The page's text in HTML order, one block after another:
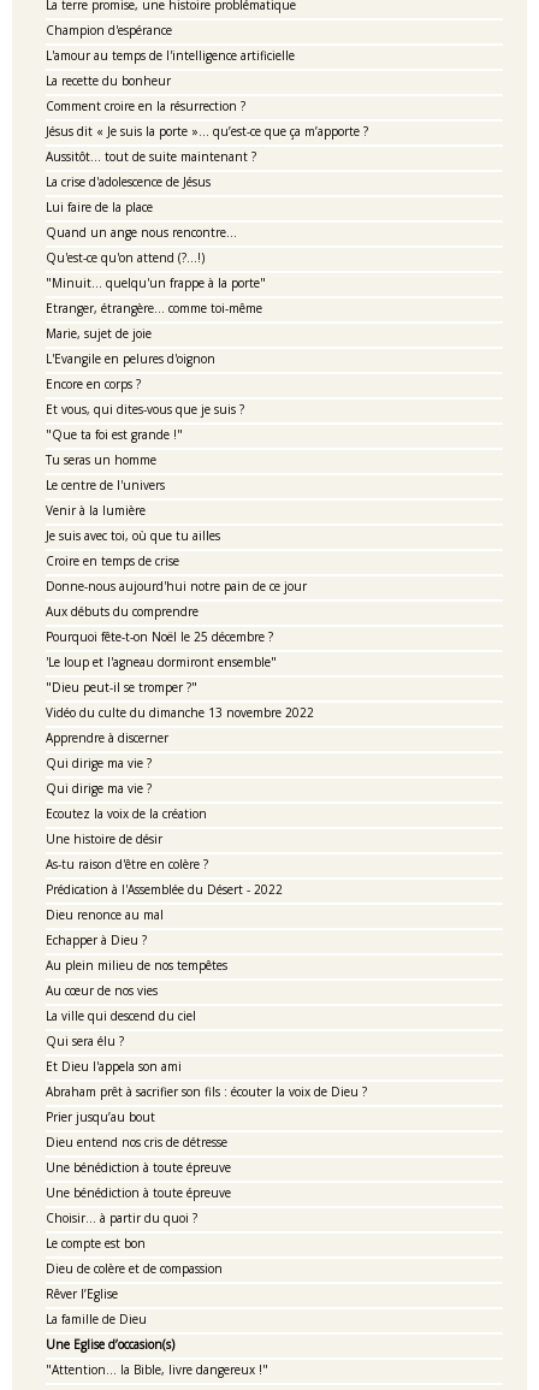
La terre promise, une histoire problématique
Champion d'espérance
L'amour au temps de l'intelligence artificielle
La recette du bonheur
Comment croire en la résurrection ?
Jésus dit « Je suis la porte »… qu’est-ce que ça m’apporte ?
Aussitôt... tout de suite maintenant ?
La crise d'adolescence de Jésus
Lui faire de la place
Quand un ange nous rencontre...
Qu'est-ce qu'on attend (?...!)
"Minuit... quelqu'un frappe à la porte"
Etranger, étrangère... comme toi-même
Marie, sujet de joie
L'Evangile en pelures d'oignon
Encore en corps ?
Et vous, qui dites-vous que je suis ?
"Que ta foi est grande !"
Tu seras un homme
Le centre de l'univers
Venir à la lumière
Je suis avec toi, où que tu ailles
Croire en temps de crise
Donne-nous aujourd'hui notre pain de ce jour
Aux débuts du comprendre
Pourquoi fête-t-on Noël le 25 décembre ?
'Le loup et l'agneau dormiront ensemble"
"Dieu peut-il se tromper ?"
Vidéo du culte du dimanche 13 novembre 2022
Apprendre à discerner
Qui dirige ma vie ?
Qui dirige ma vie ?
Ecoutez la voix de la création
Une histoire de désir
As-tu raison d'être en colère ?
Prédication à l'Assemblée du Désert - 2022
Dieu renonce au mal
Echapper à Dieu ?
Au plein milieu de nos tempêtes
Au cœur de nos vies
La ville qui descend du ciel
Qui sera élu ?
Et Dieu l'appela son ami
Abraham prêt à sacrifier son fils : écouter la voix de Dieu ?
Prier jusqu’au bout
Dieu entend nos cris de détresse
Une bénédiction à toute épreuve
Une bénédiction à toute épreuve
Choisir... à partir du quoi ?
Le compte est bon
Dieu de colère et de compassion
Rêver l’Eglise
La famille de Dieu
Une Eglise d’occasion(s)
"Attention... la Bible, livre dangereux !"